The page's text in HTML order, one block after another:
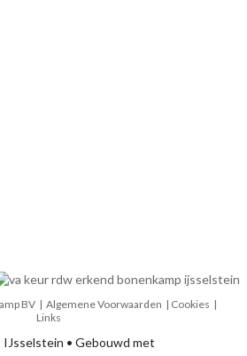
BV | Algemene Voorwaarden | Cookies |
Links
IJsselstein • Gebouwd met